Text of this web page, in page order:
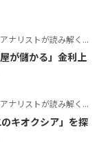
トが読み解くテーマの本質
が儲かる」金利上
トが読み解くテーマの本質
のキオクシア」を探